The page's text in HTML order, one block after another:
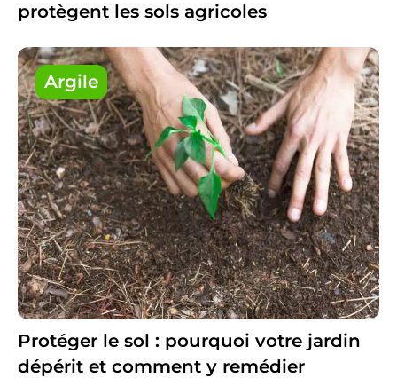
protègent les sols agricoles
Argile
Protéger le sol : pourquoi votre jardin
dépérit et comment y remédier